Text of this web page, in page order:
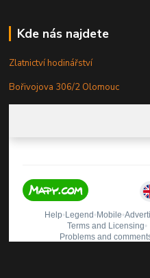
Kde nás najdete
Zlatnictví hodinářství
Bořivojova 306/2 Olomouc